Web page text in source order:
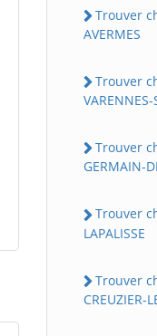
Trouver
AVERMES
Trouver
VARENNES-
Trouver
GERMAIN-
Trouver
LAPALISSE
Trouver
CREUZIER-